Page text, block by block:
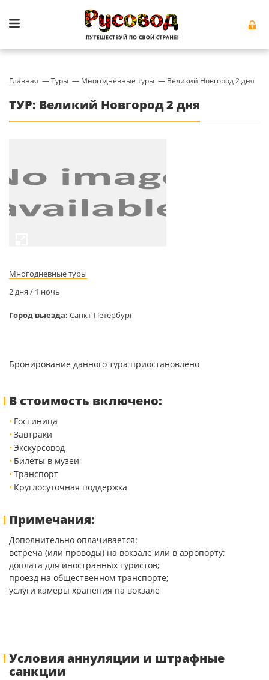
Главная —Туры — Многодневные туры — Великий Новгород 2 дня
ТУР: Великий Новгород 2 дня
Многодневные туры
2 дня / 1 ночь
Город выезда: Санкт-Петербург
Бронирование данного тура приостановлено
В стоимость включено:
Гостиница
Завтраки
Экскурсовод
Билеты в музеи
Транспорт
Круглосуточная поддержка
Примечания:
Дополнительно оплачивается:
встреча (или проводы) на вокзале или в аэропорту;
доплата для иностранных туристов;
проезд на общественном транспорте;
услуги камеры хранения на вокзале
Условия аннуляции и штрафные
санкции